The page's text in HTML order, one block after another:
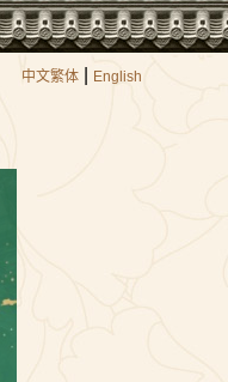
中文繁体 English